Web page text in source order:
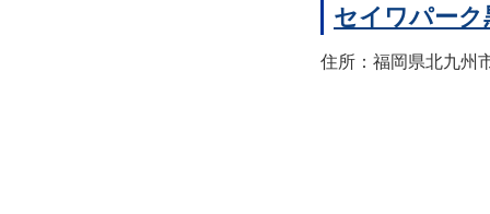
セイワパーク
住所：福岡県北九州